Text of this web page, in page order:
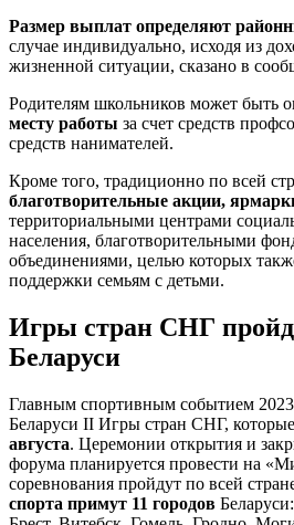
Размер выплат определяют
случае индивидуально, исходя из
жизненной ситуации, сказано в
Родителям школьников может быть
месту работы за счет средств
средств нанимателей.
Кроме того, традиционно по всей
благотворительные акции,
территориальными центрами
населения, благотворительными
объединениями, целью которых
поддержки семьям с детьми.
Игры стран СНГ
Беларуси
Главным спортивным событием 2023
Беларуси II Игры стран СНГ,
августа. Церемонии открытия и
форума планируется провести на
соревнования пройдут по всей
спорта примут 11 городов